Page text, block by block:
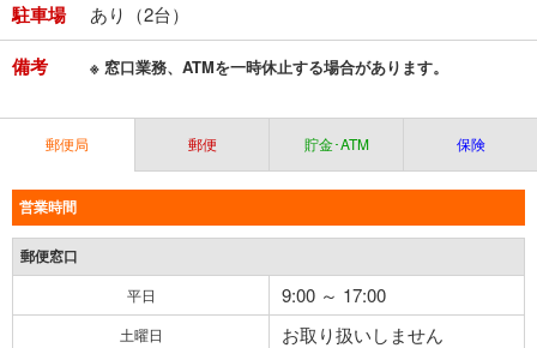
駐車場 あり（2台）
備考 ※ 窓口業務、ATMを一時休止する場合があります。
郵便局 郵便 貯金･ATM 保険
営業時間
郵便窓口
平日 9:00 ～ 17:00
土曜日 お取り扱いしません